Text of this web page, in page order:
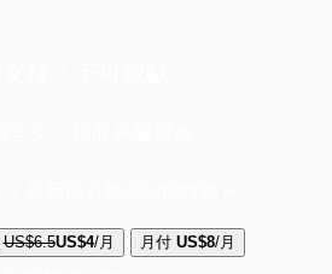
US$6.5US$4/月 月付 US$8/月